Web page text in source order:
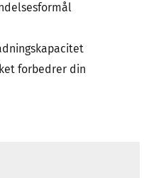
forbedrer din